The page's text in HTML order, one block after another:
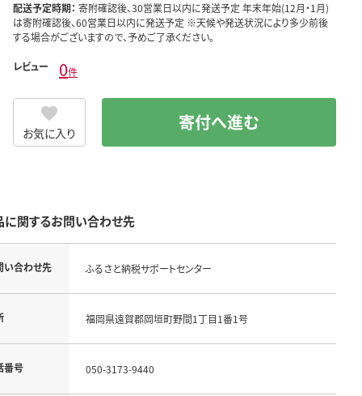
配送予定時期： 寄附確認後、30営業日以内に発送予定 年末年始(12月・1月)
は寄附確認後、60営業日以内に発送予定 ※天候や発送状況により多少前後
する場合がございますので、予めご了承ください。
レビュー 0件
お気に入り 寄付へ進む
に関するお問い合わせ先
い合わせ先 ふるさと納税サポートセンター
福岡県遠賀郡岡垣町野間1丁目1番1号
番号 050-3173-9440